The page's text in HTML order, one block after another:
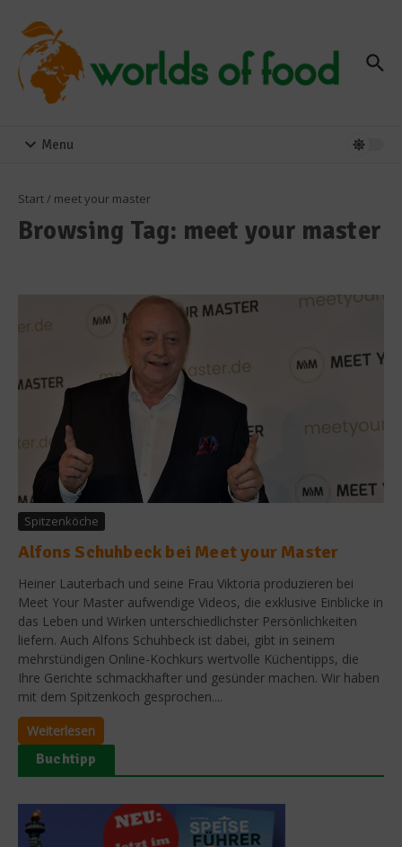
Menu
Start/ meet your master
Browsing Tag: meet your master
Spitzenköche
Alfons Schuhbeck bei Meet your Master
Heiner Lauterbach und seine Frau Viktoria produzieren bei
Meet Your Master aufwendige Videos, die exklusive Einblicke in
das Leben und Wirken unterschiedlichster Persönlichkeiten
liefern. Auch Alfons Schuhbeck ist dabei, gibt in seinem
mehrstündigen Online-Kochkurs wertvolle Küchentipps, die
Ihre Gerichte schmackhafter und gesünder machen. Wir haben
mit dem Spitzenkoch gesprochen....
Weiterlesen
Buchtipp